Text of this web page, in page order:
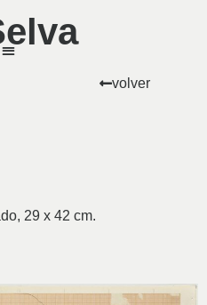
volver
29 x 42 cm.